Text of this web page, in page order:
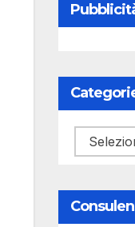
Categorie